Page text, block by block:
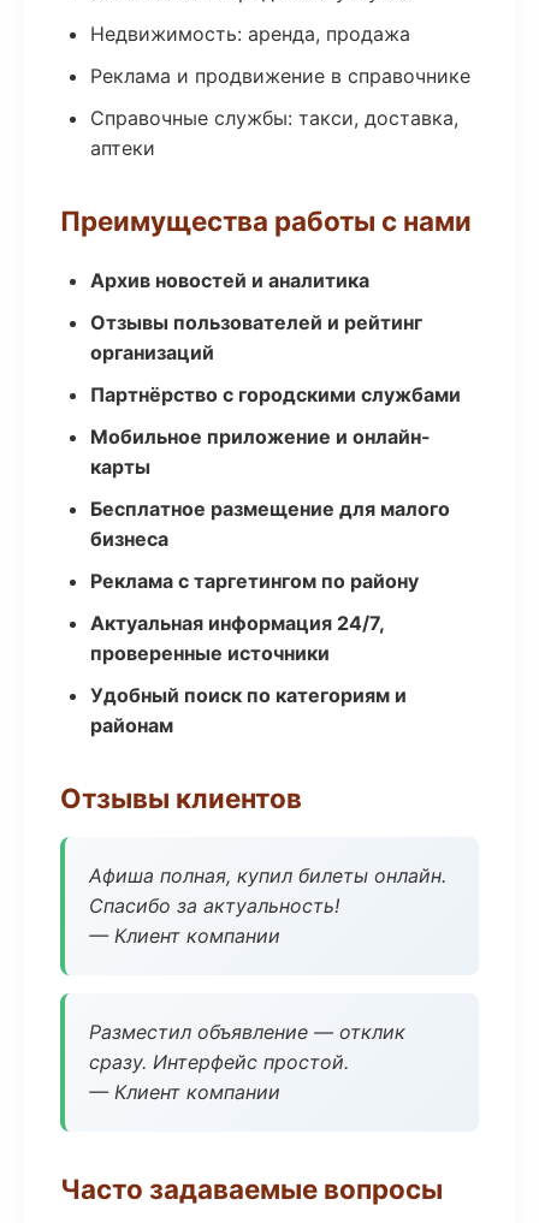
Недвижимость: аренда, продажа
Реклама и продвижение в справочнике
Справочные службы: такси, доставка,
аптеки
Преимущества работы с нами
Архив новостей и аналитика
Отзывы пользователей и рейтинг
организаций
Партнёрство с городскими службами
Мобильное приложение и онлайн-
карты
Бесплатное размещение для малого
бизнеса
Реклама с таргетингом по району
Актуальная информация 24/7,
проверенные источники
Удобный поиск по категориям и
районам
Отзывы клиентов
Афиша полная, купил билеты онлайн.
Спасибо за актуальность!
— Клиент компании
Разместил объявление — отклик
сразу. Интерфейс простой.
— Клиент компании
Часто задаваемые вопросы